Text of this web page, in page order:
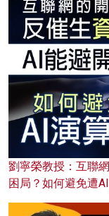
劉寧榮教授：互聯
困局？如何避免遭